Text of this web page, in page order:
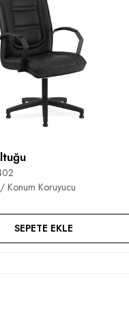
Konum Koruyucu
SEPETE EKLE